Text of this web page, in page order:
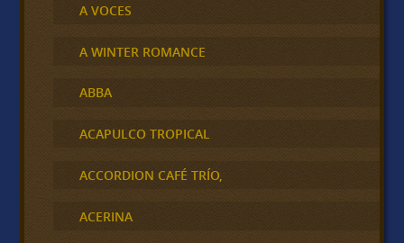
A VOCES
A WINTER ROMANCE
ABBA
ACAPULCO TROPICAL
ACCORDION CAFÉ TRÍO,
ACERINA